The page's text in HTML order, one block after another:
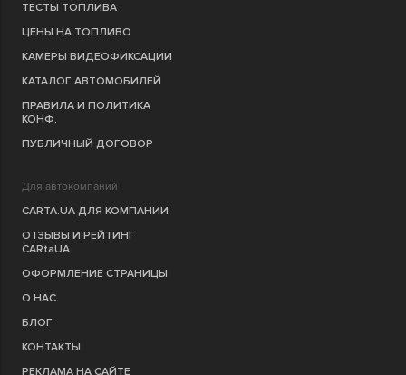
ТЕСТЫ ТОПЛИВА
ЦЕНЫ НА ТОПЛИВО
КАМЕРЫ ВИДЕОФИКСАЦИИ
КАТАЛОГ АВТОМОБИЛЕЙ
ПРАВИЛА И ПОЛИТИКА
КОНФ.
ПУБЛИЧНЫЙ ДОГОВОР
Для автокомпаний
CARTA.UA ДЛЯ КОМПАНИИ
ОТЗЫВЫ И РЕЙТИНГ
CARtaUA
ОФОРМЛЕНИЕ СТРАНИЦЫ
О НАС
БЛОГ
КОНТАКТЫ
РЕКЛАМА НА САЙТЕ